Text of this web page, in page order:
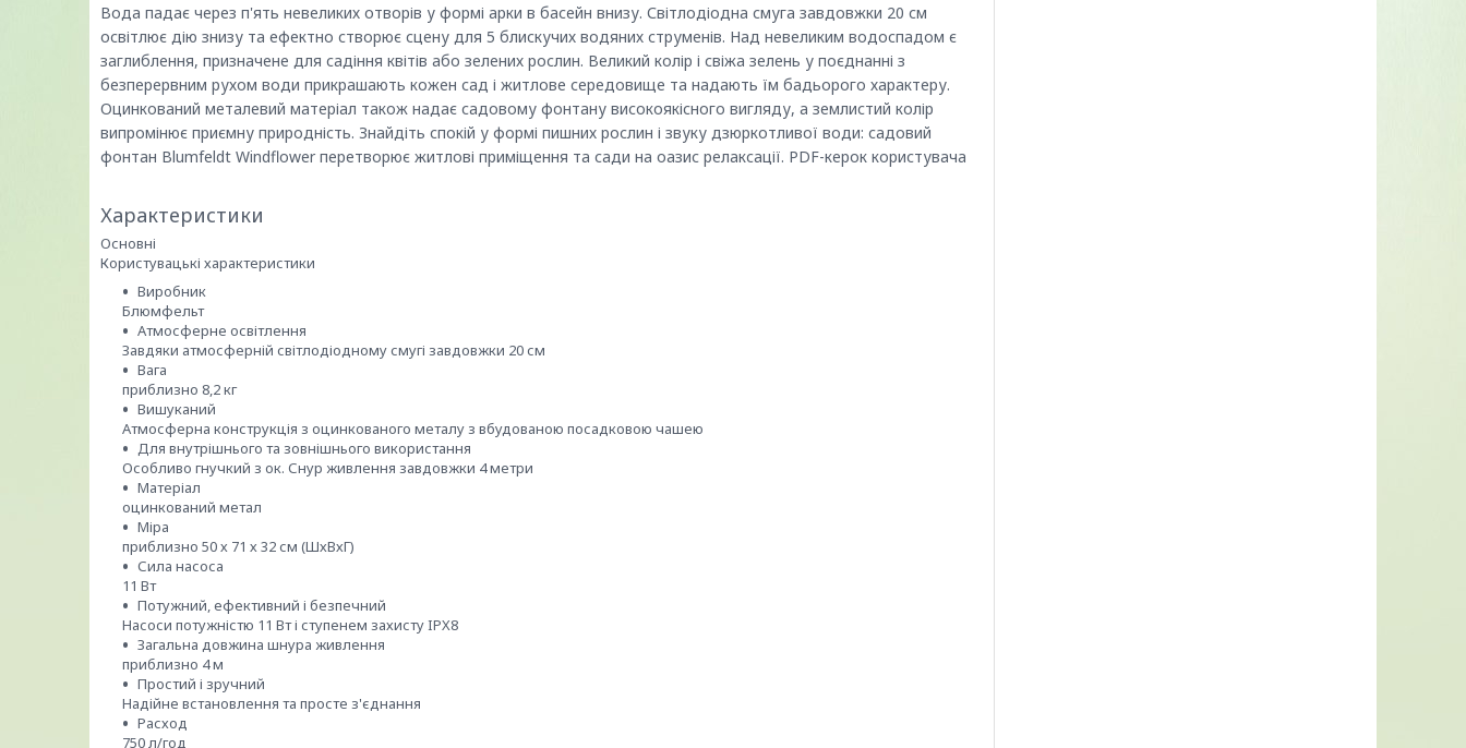
Вода падає через п'ять невеликих отворів у формі арки в басейн внизу. Світлодіодна смуга завдовжки 20 см
освітлює дію знизу та ефектно створює сцену для 5 блискучих водяних струменів. Над невеликим водоспадом є
заглиблення, призначене для садіння квітів або зелених рослин. Великий колір і свіжа зелень у поєднанні з
безперервним рухом води прикрашають кожен сад і житлове середовище та надають їм бадьорого характеру.
Оцинкований металевий матеріал також надає садовому фонтану високоякісного вигляду, а землистий колір
випромінює приємну природність. Знайдіть спокій у формі пишних рослин і звуку дзюркотливої води: садовий
фонтан Blumfeldt Windflower перетворює житлові приміщення та сади на оазис релаксації. PDF-керок користувача
Характеристики
Основні
Користувацькі характеристики
Виробник
Блюмфельт
Атмосферне освітлення
Завдяки атмосферній світлодіодному смугі завдовжки 20 см
Вага
приблизно 8,2 кг
Вишуканий
Атмосферна конструкція з оцинкованого металу з вбудованою посадковою чашею
Для внутрішнього та зовнішнього використання
Особливо гнучкий з ок. Снур живлення завдовжки 4 метри
Матеріал
оцинкований метал
Міра
приблизно 50 х 71 х 32 см (ШхВхГ)
Сила насоса
11 Вт
Потужний, ефективний і безпечний
Насоси потужністю 11 Вт і ступенем захисту IPX8
Загальна довжина шнура живлення
приблизно 4 м
Простий і зручний
Надійне встановлення та просте з'єднання
Расход
750 л/год